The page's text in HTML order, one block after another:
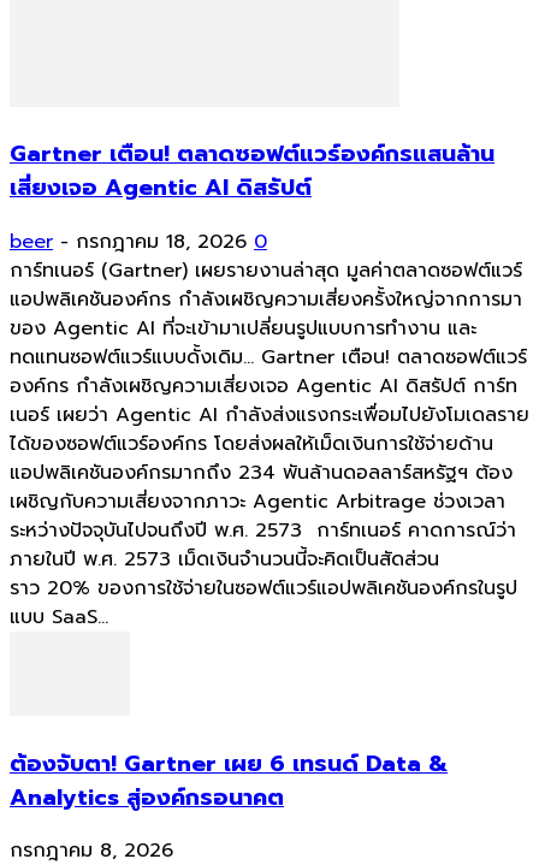
Gartner เตือน! ตลาดซอฟต์แวร์องค์กรแสนล้าน
เสี่ยงเจอ Agentic AI ดิสรัปต์
beer - กรกฎาคม 18, 2026 0
การ์ทเนอร์ (Gartner) เผยรายงานล่าสุด มูลค่าตลาดซอฟต์แวร์
แอปพลิเคชันองค์กร กำลังเผชิญความเสี่ยงครั้งใหญ่จากการมา
ของ Agentic AI ที่จะเข้ามาเปลี่ยนรูปแบบการทำงาน และ
ทดแทนซอฟต์แวร์แบบดั้งเดิม... Gartner เตือน! ตลาดซอฟต์แวร์
องค์กร กำลังเผชิญความเสี่ยงเจอ Agentic AI ดิสรัปต์ การ์ท
เนอร์ เผยว่า Agentic AI กำลังส่งแรงกระเพื่อมไปยังโมเดลราย
ได้ของซอฟต์แวร์องค์กร โดยส่งผลให้เม็ดเงินการใช้จ่ายด้าน
แอปพลิเคชันองค์กรมากถึง 234 พันล้านดอลลาร์สหรัฐฯ ต้อง
เผชิญกับความเสี่ยงจากภาวะ Agentic Arbitrage ช่วงเวลา
ระหว่างปัจจุบันไปจนถึงปี พ.ศ. 2573 การ์ทเนอร์ คาดการณ์ว่า
ภายในปี พ.ศ. 2573 เม็ดเงินจำนวนนี้จะคิดเป็นสัดส่วน
ราว 20% ของการใช้จ่ายในซอฟต์แวร์แอปพลิเคชันองค์กรในรูป
แบบ SaaS...
ต้องจับตา! Gartner เผย 6 เทรนด์ Data &
Analytics สู่องค์กรอนาคต
กรกฎาคม 8, 2026